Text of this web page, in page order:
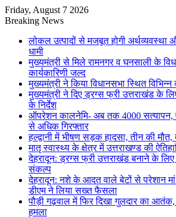
Friday, August 7 2026
Breaking News
लोकल उत्पादों से मजबूत होगी अर्थव्यवस्था
धामी
मुख्यमंत्री से मिले रामनगर व घनसाली के
कार्यकारिणी जल्द
मुख्यमंत्री ने किया विधानसभा स्थित विभिन्न
मुख्यमंत्री ने दिए ड्रग्स फ्री उत्तराखंड के
के निर्देश
ऑपरेशन कालनेमि- अब तक 4000 सत्यापन,
से अधिक गिरफ्तार
हल्द्वानी में भीषण सड़क हादसा, तीन की मौत,
मातृ स्वास्थ्य के क्षेत्र में उत्तराखण्ड की
देहरादून: ड्रग्स फ्री उत्तराखंड बनाने के
संकल्प
देहरादून: नशे के आदत वाले बेटों से परेशान मां
डीएम ने लिया सख्त फैसला
पौड़ी गढ़वाल में फिर दिखा गुलदार का
हमला